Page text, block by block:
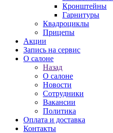
Кронштейны
Гарнитуры
Квадроциклы
Прицепы
Акции
Запись на сервис
О салоне
Назад
О салоне
Новости
Сотрудники
Вакансии
Политика
Оплата и доставка
Контакты